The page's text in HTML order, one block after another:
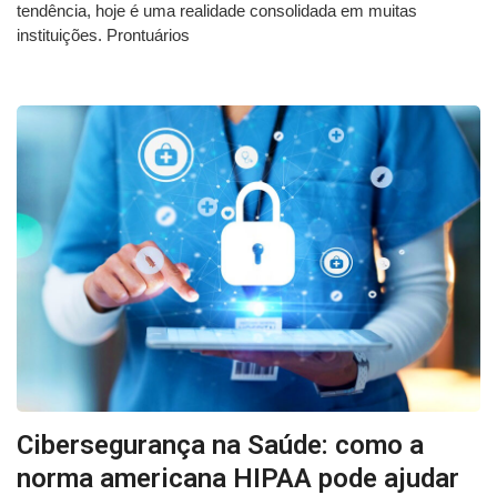
tendência, hoje é uma realidade consolidada em muitas
instituições. Prontuários
Cibersegurança na Saúde: como a
norma americana HIPAA pode ajudar